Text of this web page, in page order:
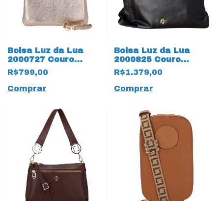
Bolsa Luz da Lua
2000727 Couro
Natural Venus 19600
Ouro
R$799,00
Comprar
Bolsa Luz da Lua
2000825 Couro
Natural Saara 19598
Preto
R$1.379,00
Comprar